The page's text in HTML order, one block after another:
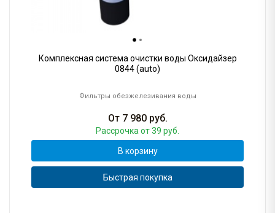
Комплексная система очистки воды Оксидайзер
0844 (auto)
Фильтры обезжелезивания воды
От 7 980руб.
Рассрочка от 39 руб.
В корзину
Быстрая покупка